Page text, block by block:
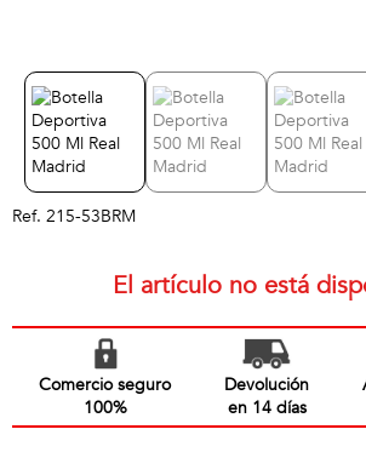
Ref. 215-53BRM
El artículo no está
Comercio seguro
100%
Devolución
en 14 días